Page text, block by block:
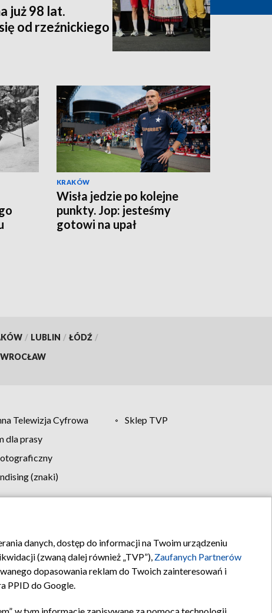
już 98 lat.
od rzeźnickiego
KRAKÓW
Wisła jedzie po kolejne
punkty. Jop: jesteśmy
gotowi na upał
/ LUBLIN / ŁÓDŹ /
WROCŁAW
Telewizja Cyfrowa
Sklep TVP
dla prasy
(znaki)
Kontakt
danych, dostęp do informacji na Twoim urządzeniu
(zwaną dalej również „TVP”), Zaufanych Partnerów
dopasowania reklam do Twoich zainteresowań i
PPID do Google.